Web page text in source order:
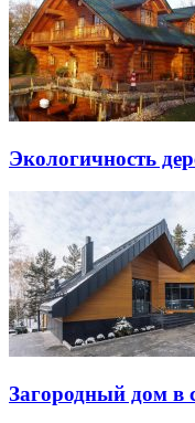
Экологичность
Загородный дом в